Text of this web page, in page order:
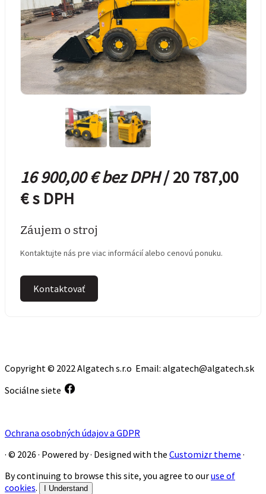
16 900,00 € bez DPH/ 20 787,00
€ s DPH
Záujem o stroj
Kontaktujte nás pre viac informácií alebo cenovú ponuku.
Kontaktovať
Copyright © 2022 Algatech s.r.o Email: algatech@algatech.sk
Sociálne siete
Ochrana osobných údajov a GDPR
· © 2026 · Powered by· Designed with the Customizr theme ·
By continuing to browse this site, you agree to ouruse of
cookies. I Understand